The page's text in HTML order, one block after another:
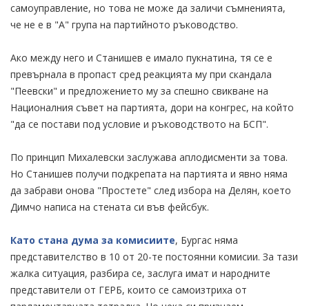
самоуправление, но това не може да заличи съмненията,
че не е в "А" група на партийното ръководство.
Ако между него и Станишев е имало пукнатина, тя се е
превърнала в пропаст сред реакцията му при скандала
"Пеевски" и предложението му за спешно свикване на
Националния съвет на партията, дори на конгрес, на който
"да се постави под условие и ръководството на БСП".
По принцип Михалевски заслужава аплодисменти за това.
Но Станишев получи подкрепата на партията и явно няма
да забрави онова "Простете" след избора на Делян, което
Димчо написа на стената си във фейсбук.
Като стана дума за комисиите, Бургас няма
представителство в 10 от 20-те постоянни комисии. За тази
жалка ситуация, разбира се, заслуга имат и народните
представители от ГЕРБ, които се самоизтриха от